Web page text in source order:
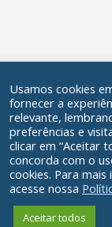
Política de
Usamos cookies
fornecer a
relevante,
preferências e
clicar em “Aceitar
concorda com o
cookies. Para mais
acesse nossa
Aceitar todos